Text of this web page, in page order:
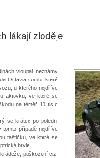
lákají zloděje
vloupal neznámý
Octavia combi, které
u kterého nejdříve
aktovku, ve které se
na téměř 10 tisíc
se krátce po poledni
tomto případě nejdříve
taštičku, ve které se
brýle.
poškození cizí